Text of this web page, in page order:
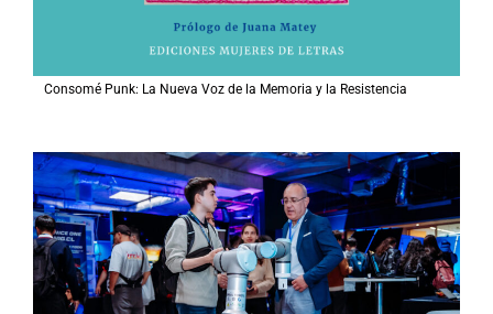
Consomé Punk: La Nueva Voz de la Memoria y la Resistencia